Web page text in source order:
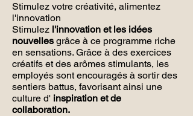
Stimulez votre créativité, alimentez
l'innovation
Stimulez l'innovation et les idées
nouvelles grâce à ce programme riche
en sensations. Grâce à des exercices
créatifs et des arômes stimulants, les
employés sont encouragés à sortir des
sentiers battus, favorisant ainsi une
culture d' inspiration et de
collaboration.